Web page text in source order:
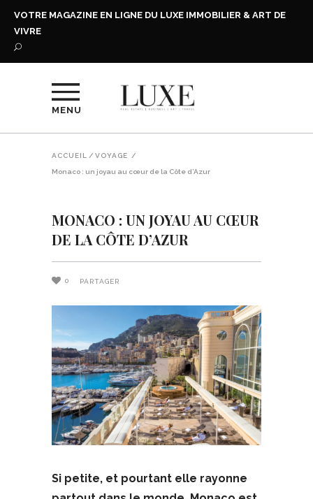
VOTRE MAGAZINE EN LIGNE DU LUXE IMMOBILIER & ART DE
VIVRE
MENU
ACCUEIL / VOYAGE /
Monaco : un joyau au cœur de la Côte d’Azur
MONACO : UN JOYAU AU CŒUR
DE LA CÔTE D’AZUR
0 PARTAGER
Si petite, et pourtant elle rayonne